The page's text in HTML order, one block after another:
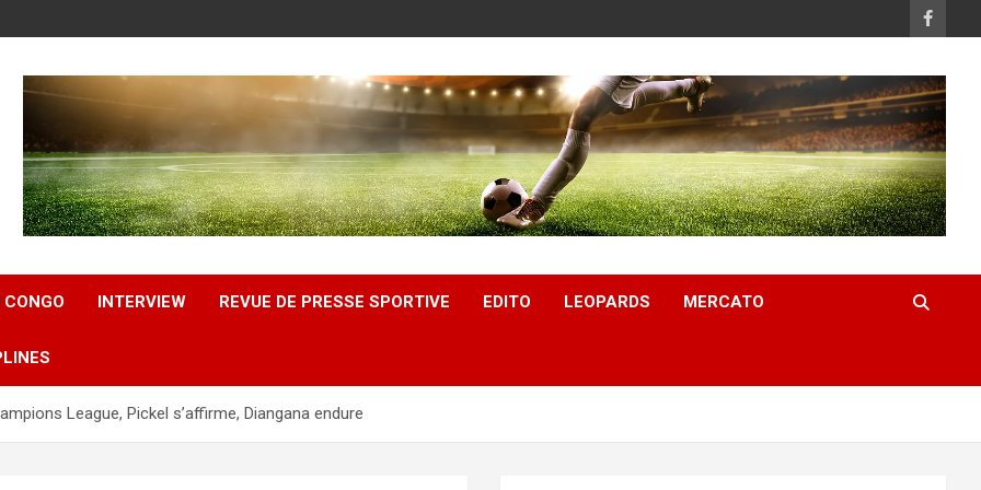
CONGO INTERVIEW REVUE DE PRESSE SPORTIVE EDITO LEOPARDS MERCATO
League, Pickel s’affirme, Diangana endure